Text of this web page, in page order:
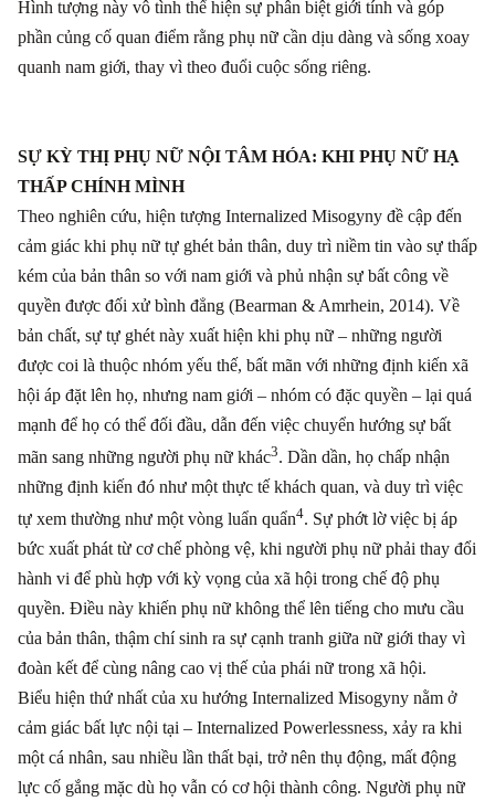
Hình tượng này vô tình thể hiện sự phân biệt giới tính và góp
phần củng cố quan điểm rằng phụ nữ cần dịu dàng và sống xoay
quanh nam giới, thay vì theo đuổi cuộc sống riêng.
SỰ KỲ THỊ PHỤ NỮ NỘI TÂM HÓA: KHI PHỤ NỮ HẠ
THẤP CHÍNH MÌNH
Theo nghiên cứu, hiện tượng Internalized Misogyny đề cập đến
cảm giác khi phụ nữ tự ghét bản thân, duy trì niềm tin vào sự thấp
kém của bản thân so với nam giới và phủ nhận sự bất công về
quyền được đối xử bình đẳng (Bearman & Amrhein, 2014). Về
bản chất, sự tự ghét này xuất hiện khi phụ nữ –những người
được coi là thuộc nhóm yếu thế, bất mãn với những định kiến xã
hội áp đặt lên họ, nhưng nam giới – nhóm có đặc quyền – lại quá
mạnh để họ có thể đối đầu, dẫn đến việc chuyển hướng sự bất
mãn sang những người phụ nữ khác3. Dần dần, họ chấp nhận
những định kiến đó như một thực tế khách quan, và duy trì việc
tự xem thường như một vòng luẩn quẩn4. Sự phớt lờ việc bị áp
bức xuất phát từ cơ chế phòng vệ, khi người phụ nữ phải thay đổi
hành vi để phù hợp với kỳ vọng của xã hội trong chế độ phụ
quyền. Điều này khiến phụ nữ không thể lên tiếng cho mưu cầu
của bản thân, thậm chí sinh ra sự cạnh tranh giữa nữ giới thay vì
đoàn kết để cùng nâng cao vị thế của phái nữ trong xã hội.
Biểu hiện thứ nhất của xu hướng Internalized Misogyny nằm ở
cảm giác bất lực nội tại – Internalized Powerlessness, xảy ra khi
một cá nhân, sau nhiều lần thất bại, trở nên thụ động, mất động
lực cố gắng mặc dù họ vẫn có cơ hội thành công. Người phụ nữ